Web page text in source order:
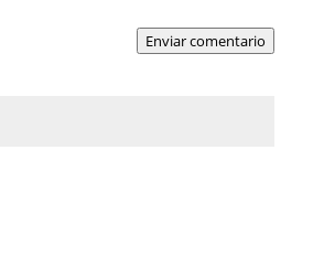
Enviar comentario